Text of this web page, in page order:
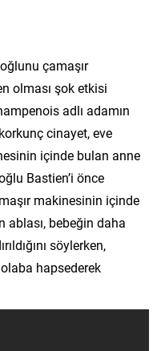
çamaşır
olması şok etkisi
adlı adamın
cinayet, eve
içinde bulan anne
Bastien’i önce
makinesinin içinde
ablası, bebeğin daha
söylerken,
hapsederek